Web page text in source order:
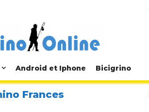
Android et Iphone Bicigrino
Frances